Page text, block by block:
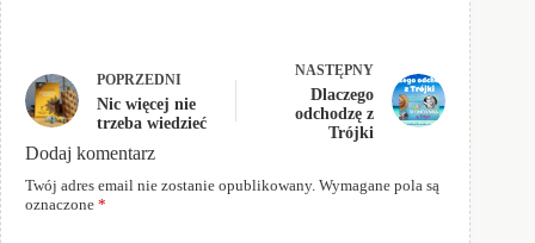
POPRZEDNI
Nic więcej nie
trzeba wiedzieć
NASTĘPNY
Dlaczego
odchodzę z
Trójki
Dodaj komentarz
Twój adres email nie zostanie opublikowany. Wymagane pola są
oznaczone *